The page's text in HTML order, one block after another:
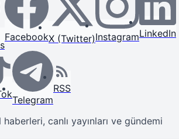
FacebookX (Twitter)InstagramLinkedIn
Telegram
RSS
canlı yayınları ve gündemi